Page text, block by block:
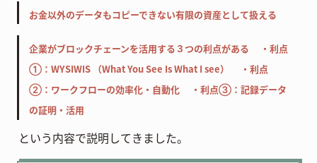
お金以外のデータもコピーできない有限の資産として扱える
企業がブロックチェーンを活用する３つの利点がある ・利点
①：WYSIWIS （What You See Is What I see） ・利点
②：ワークフローの効率化・自動化 ・利点③：記録データ
の証明・活用
という内容で説明してきました。